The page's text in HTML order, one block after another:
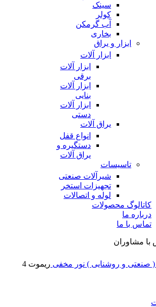
سینک
کولر
آب گرمکن
بخاری
ابزار و یراق
ابزار آلات
ابزار آلات
برقی
ابزار آلات
بنایی
ابزار آلات
دستی
یراق آلات
انواع قفل
دستگیره و
یراق آلات
تاسیسات
شیرآلات صنعتی
تجهیزات استخر
لوله و اتصالات
کاتالوگ محصولات
درباره ما
تماس با ما
با مشاوران
( صنعتی و روشنایی ) نور مخفی
ریموت 4